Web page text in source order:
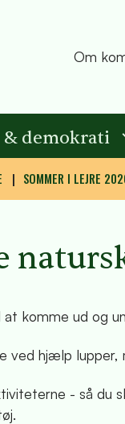
Om
demokrati
SOMMER I LEJRE
komme ud og
hjælp lupper,
- så du